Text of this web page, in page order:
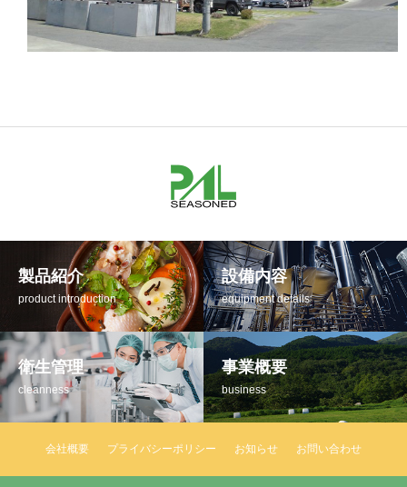
製品紹介
product introduction
設備内容
equipment details
衛生管理
cleanness
事業概要
business
会社概要 プライバシーポリシー お知らせ お問い合わせ